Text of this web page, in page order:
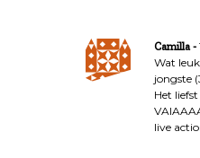
Camilla
Wat
jongste
Het
live